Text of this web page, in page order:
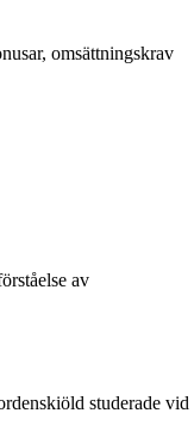
omsättningskrav
av
studerade vid